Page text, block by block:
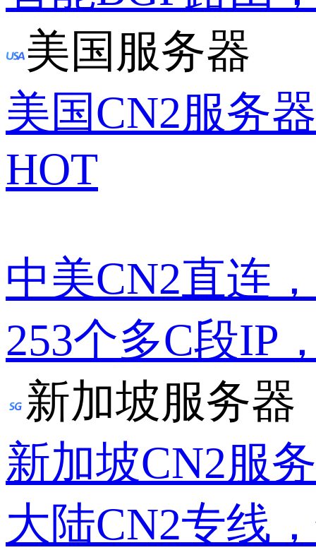
美国服务器
美国CN2服务器
HOT
中美CN2直连
253个多C段IP
新加坡服务器
新加坡CN2服
大陆CN2专线